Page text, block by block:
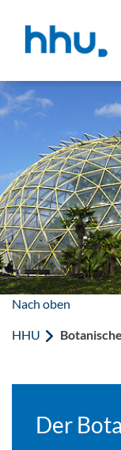
Nach oben
HHU
Der